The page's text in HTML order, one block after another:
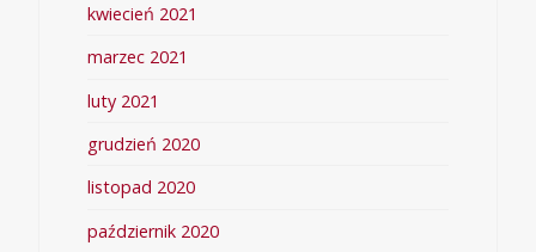
kwiecień 2021
marzec 2021
luty 2021
grudzień 2020
listopad 2020
październik 2020